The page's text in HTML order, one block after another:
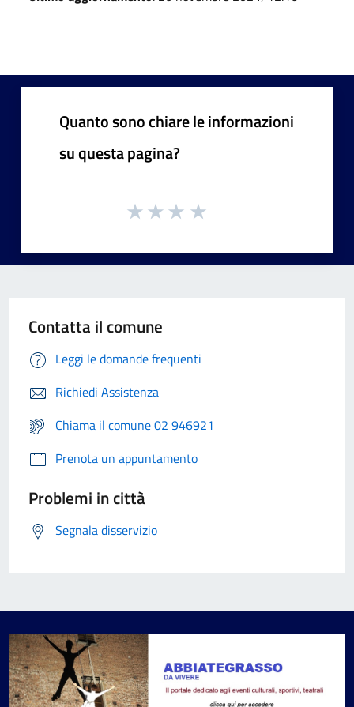
Quanto sono chiare le informazioni
su questa pagina?
Contatta il comune
Leggi le domande frequenti
Richiedi Assistenza
Chiama il comune 02 946921
Prenota un appuntamento
Problemi in città
Segnala disservizio